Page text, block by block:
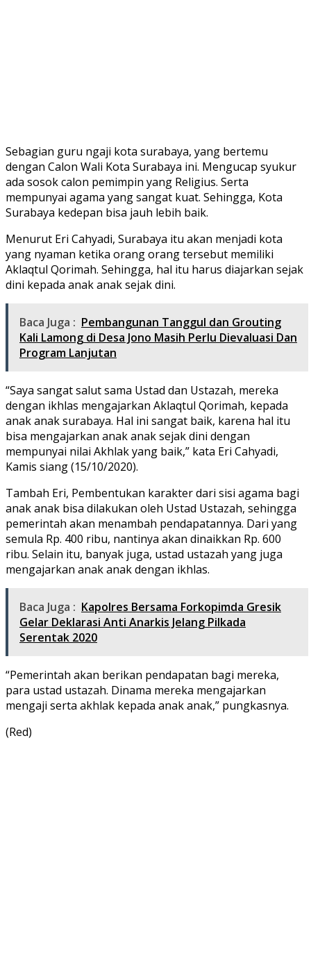
Sebagian guru ngaji kota surabaya, yang bertemu
dengan Calon Wali Kota Surabaya ini. Mengucap syukur
ada sosok calon pemimpin yang Religius. Serta
mempunyai agama yang sangat kuat. Sehingga, Kota
Surabaya kedepan bisa jauh lebih baik.
Menurut Eri Cahyadi, Surabaya itu akan menjadi kota
yang nyaman ketika orang orang tersebut memiliki
Aklaqtul Qorimah. Sehingga, hal itu harus diajarkan sejak
dini kepada anak anak sejak dini.
Baca Juga : Pembangunan Tanggul dan Grouting
Kali Lamong di Desa Jono Masih Perlu Dievaluasi Dan
Program Lanjutan
“Saya sangat salut sama Ustad dan Ustazah, mereka
dengan ikhlas mengajarkan Aklaqtul Qorimah, kepada
anak anak surabaya. Hal ini sangat baik, karena hal itu
bisa mengajarkan anak anak sejak dini dengan
mempunyai nilai Akhlak yang baik,” kata Eri Cahyadi,
Kamis siang (15/10/2020).
Tambah Eri, Pembentukan karakter dari sisi agama bagi
anak anak bisa dilakukan oleh Ustad Ustazah, sehingga
pemerintah akan menambah pendapatannya. Dari yang
semula Rp. 400 ribu, nantinya akan dinaikkan Rp. 600
ribu. Selain itu, banyak juga, ustad ustazah yang juga
mengajarkan anak anak dengan ikhlas.
Baca Juga : Kapolres Bersama Forkopimda Gresik
Gelar Deklarasi Anti Anarkis Jelang Pilkada
Serentak 2020
“Pemerintah akan berikan pendapatan bagi mereka,
para ustad ustazah. Dinama mereka mengajarkan
mengaji serta akhlak kepada anak anak,” pungkasnya.
(Red)